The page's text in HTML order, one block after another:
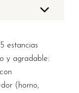
estancias
y agradable:
(horno,